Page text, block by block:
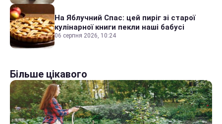
На Яблучний Спас: цей пиріг зі старої
кулінарної книги пекли наші бабусі
06 серпня 2026, 10:24
Більше цікавого